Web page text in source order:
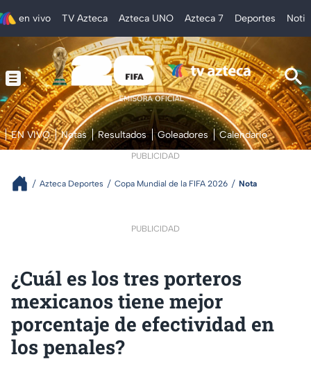
en vivo TV Azteca Azteca UNO Azteca 7 Deportes
EN VIVO Notas Resultados Goleadores Calendario
PUBLICIDAD
Azteca Deportes Copa Mundial de la FIFA 2026 Nota
PUBLICIDAD
¿Cuál es los tres porteros
mexicanos tiene mejor
porcentaje de efectividad en
los penales?